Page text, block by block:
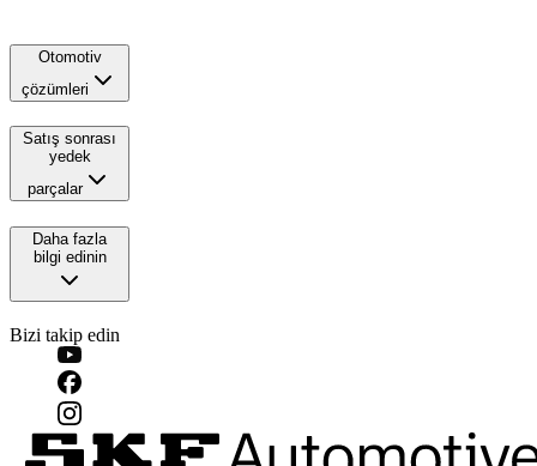
Otomotiv
çözümleri
Satış sonrası
yedek
parçalar
Daha fazla
bilgi edinin
Bizi takip edin